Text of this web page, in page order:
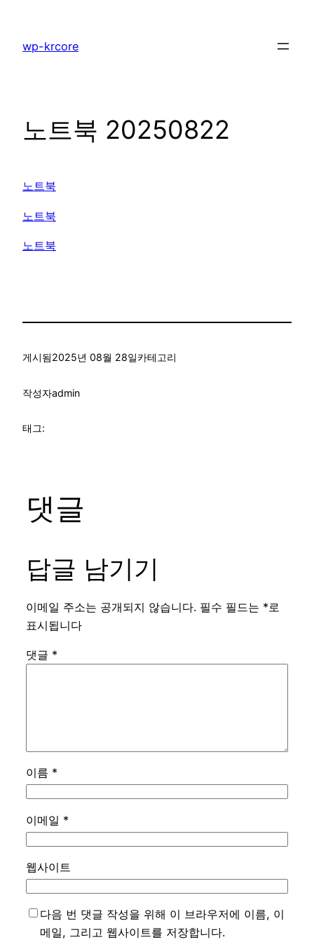
wp-krcore
노트북 20250822
노트북
노트북
노트북
게시됨2025년 08월 28일카테고리
작성자admin
태그:
댓글
답글 남기기
이메일 주소는 공개되지 않습니다. 필수 필드는 *로
표시됩니다
댓글 *
이름 *
이메일 *
웹사이트
다음 번 댓글 작성을 위해 이 브라우저에 이름, 이
메일, 그리고 웹사이트를 저장합니다.